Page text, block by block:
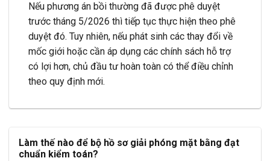
Nếu phương án bồi thường đã được phê duyệt
trước tháng 5/2026 thì tiếp tục thực hiện theo phê
duyệt đó. Tuy nhiên, nếu phát sinh các thay đổi về
mốc giới hoặc cần áp dụng các chính sách hỗ trợ
có lợi hơn, chủ đầu tư hoàn toàn có thể điều chỉnh
theo quy định mới.
Làm thế nào để bộ hồ sơ giải phóng mặt bằng đạt
chuẩn kiểm toán?